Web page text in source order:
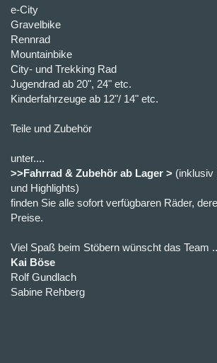
e-City
Gravelbike
Rennrad
Mountainbike
City- und Trekking Rad
Jugendrad ab 20", 24" etc.
Kinderfahrzeuge ab 12"/ 14" etc.
Teile und Zubehör
unter....
>>Fahrrad & Zubehör ab Lager > (inklusiv
und Highlights)
finden Sie alle sofort verfügbaren Räder,
Preise.
Viel Spaß beim Stöbern wünscht das Team
Kai Böse
Rolf Gundlach
Sabine Rehberg